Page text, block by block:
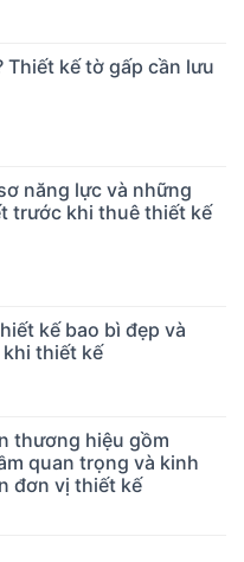
Thiết kế tờ gấp cần lưu
năng lực và những
trước khi thuê thiết kế
kế bao bì đẹp và
thiết kế
thương hiệu gồm
quan trọng và kinh
đơn vị thiết kế